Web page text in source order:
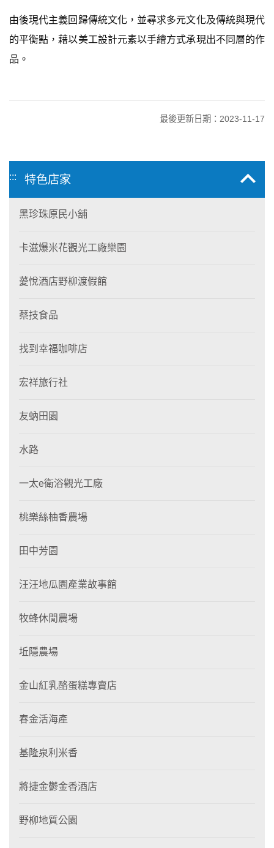
由後現代主義回歸傳統文化，並尋求多元文化及傳統與現代
的平衡點，藉以美工設計元素以手繪方式承現出不同層的作
品。
最後更新日期：2023-11-17
::: 特色店家
黑珍珠原民小舖
卡滋爆米花觀光工廠樂園
薆悅酒店野柳渡假館
蔡技食品
找到幸福咖啡店
宏祥旅行社
友蚋田園
水路
一太e衛浴觀光工廠
桃樂絲柚香農場
田中芳園
汪汪地瓜園產業故事館
牧蜂休閒農場
坵隱農場
金山紅乳酪蛋糕專賣店
春金活海產
基隆泉利米香
將捷金鬱金香酒店
野柳地質公園